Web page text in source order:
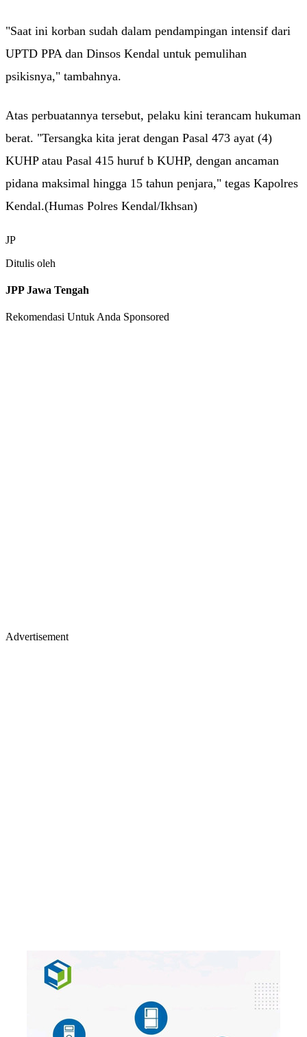
"Saat ini korban sudah dalam pendampingan intensif dari
UPTD PPA dan Dinsos Kendal untuk pemulihan
psikisnya," tambahnya.
Atas perbuatannya tersebut, pelaku kini terancam hukuman
berat. "Tersangka kita jerat dengan Pasal 473 ayat (4)
KUHP atau Pasal 415 huruf b KUHP, dengan ancaman
pidana maksimal hingga 15 tahun penjara," tegas Kapolres
Kendal.(Humas Polres Kendal/Ikhsan)
JP
Ditulis oleh
JPP Jawa Tengah
Rekomendasi Untuk Anda Sponsored
Advertisement